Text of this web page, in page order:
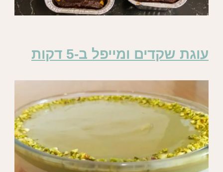
עוגת שקדים ומייפל ב-5 דקות